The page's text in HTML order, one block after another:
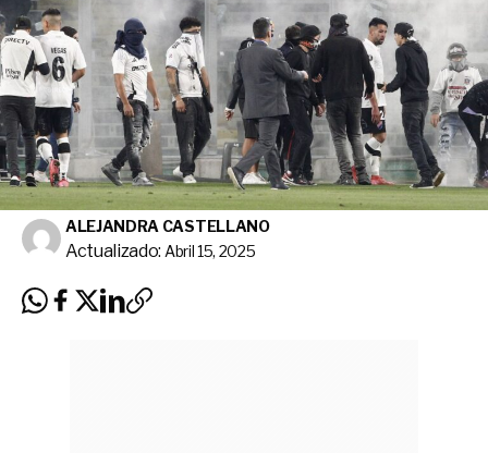
ALEJANDRA CASTELLANO
Actualizado: Abril 15, 2025